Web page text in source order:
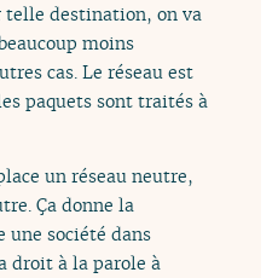
telle destination, on va
moins
cas. Le réseau est
paquets sont traités à
un réseau neutre,
Ça donne la
société dans
droit à la parole à